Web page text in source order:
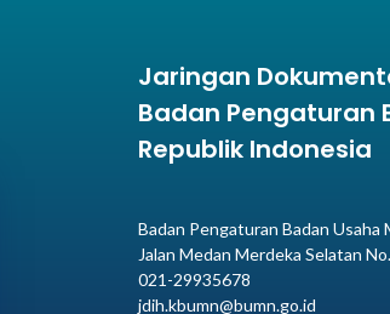
Jaringan
Badan Pengaturan
Republik Indonesia
Badan Pengaturan Badan Usaha
Jalan Medan Merdeka Selatan
021-29935678
jdih.kbumn@bumn.go.id